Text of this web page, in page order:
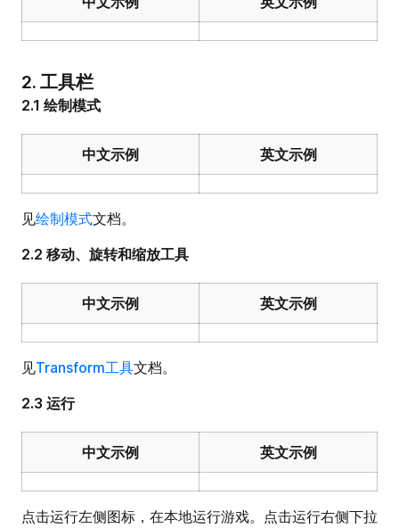
2. 工具栏
2.1 绘制模式
中文示例 英文示例
见绘制模式文档。
2.2 移动、旋转和缩放工具
中文示例 英文示例
见Transform工具文档。
2.3 运行
中文示例 英文示例
点击运行左侧图标，在本地运行游戏。点击运行右侧下拉